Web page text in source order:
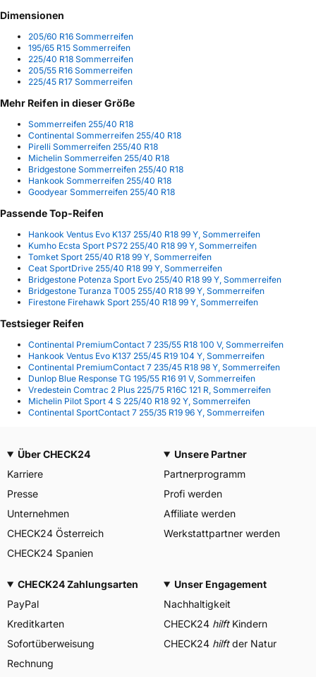
Dimensionen
205/60 R16 Sommerreifen
195/65 R15 Sommerreifen
225/40 R18 Sommerreifen
205/55 R16 Sommerreifen
225/45 R17 Sommerreifen
Mehr Reifen in dieser Größe
Sommerreifen 255/40 R18
Continental Sommerreifen 255/40 R18
Pirelli Sommerreifen 255/40 R18
Michelin Sommerreifen 255/40 R18
Bridgestone Sommerreifen 255/40 R18
Hankook Sommerreifen 255/40 R18
Goodyear Sommerreifen 255/40 R18
Passende Top-Reifen
Hankook Ventus Evo K137 255/40 R18 99 Y, Sommerreifen
Kumho Ecsta Sport PS72 255/40 R18 99 Y, Sommerreifen
Tomket Sport 255/40 R18 99 Y, Sommerreifen
Ceat SportDrive 255/40 R18 99 Y, Sommerreifen
Bridgestone Potenza Sport Evo 255/40 R18 99 Y, Sommerreifen
Bridgestone Turanza T005 255/40 R18 99 Y, Sommerreifen
Firestone Firehawk Sport 255/40 R18 99 Y, Sommerreifen
Testsieger Reifen
Continental PremiumContact 7 235/55 R18 100 V, Sommerreifen
Hankook Ventus Evo K137 255/45 R19 104 Y, Sommerreifen
Continental PremiumContact 7 235/45 R18 98 Y, Sommerreifen
Dunlop Blue Response TG 195/55 R16 91 V, Sommerreifen
Vredestein Comtrac 2 Plus 225/75 R16C 121 R, Sommerreifen
Michelin Pilot Sport 4 S 225/40 R18 92 Y, Sommerreifen
Continental SportContact 7 255/35 R19 96 Y, Sommerreifen
Über CHECK24
Karriere
Presse
Unternehmen
CHECK24 Österreich
CHECK24 Spanien
Unsere Partner
Partnerprogramm
Profi werden
Affiliate werden
Werkstattpartner werden
CHECK24 Zahlungsarten
PayPal
Kreditkarten
Sofortüberweisung
Rechnung
Unser Engagement
Nachhaltigkeit
CHECK24 hilftKindern
CHECK24 hilftder Natur